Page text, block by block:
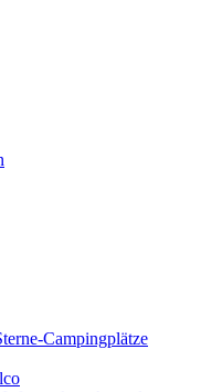
Campingplätze